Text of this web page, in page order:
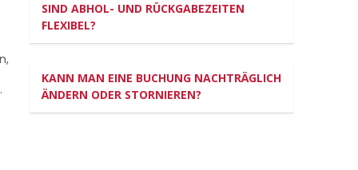
SIND ABHOL- UND RÜCKGABEZEITEN
FLEXIBEL?
KANN MAN EINE BUCHUNG NACHTRÄGLICH
ÄNDERN ODER STORNIEREN?